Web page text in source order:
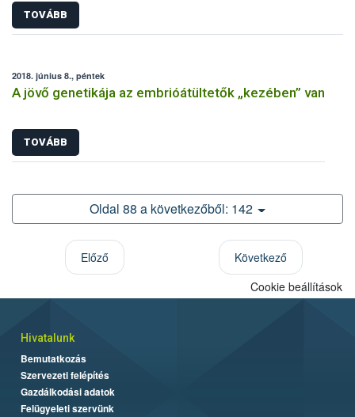
TOVÁBB
2018. június 8., péntek
A jövő genetikája az embrióátültetők „kezében” van
TOVÁBB
Oldal 88 a következőből: 142
Előző
Következő
Cookie beállítások
Hivatalunk
Bemutatkozás
Szervezeti felépítés
Gazdálkodási adatok
Felügyeleti szervünk